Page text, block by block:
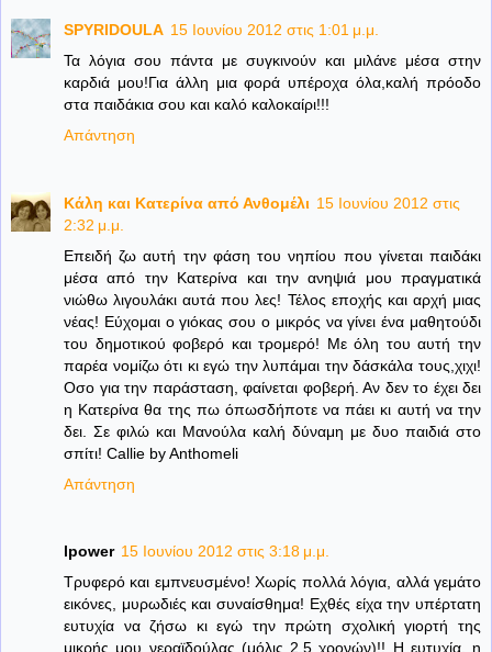
SPYRIDOULA 15 Ιουνίου 2012 στις 1:01 μ.μ.
Τα λόγια σου πάντα με συγκινούν και μιλάνε μέσα στην
καρδιά μου!Για άλλη μια φορά υπέροχα όλα,καλή πρόοδο
στα παιδάκια σου και καλό καλοκαίρι!!!
Απάντηση
Κάλη και Κατερίνα από Ανθομέλι 15 Ιουνίου 2012 στις
2:32 μ.μ.
Επειδή ζω αυτή την φάση του νηπίου που γίνεται παιδάκι
μέσα από την Κατερίνα και την ανηψιά μου πραγματικά
νιώθω λιγουλάκι αυτά που λες! Τέλος εποχής και αρχή μιας
νέας! Εύχομαι ο γιόκας σου ο μικρός να γίνει ένα μαθητούδι
του δημοτικού φοβερό και τρομερό! Με όλη του αυτή την
παρέα νομίζω ότι κι εγώ την λυπάμαι την δάσκάλα τους,χιχι!
Οσο για την παράσταση, φαίνεται φοβερή. Αν δεν το έχει δει
η Κατερίνα θα της πω όπωσδήποτε να πάει κι αυτή να την
δει. Σε φιλώ και Μανούλα καλή δύναμη με δυο παιδιά στο
σπίτι! Callie by Anthomeli
Απάντηση
lpower 15 Ιουνίου 2012 στις 3:18 μ.μ.
Τρυφερό και εμπνευσμένο! Χωρίς πολλά λόγια, αλλά γεμάτο
εικόνες, μυρωδιές και συναίσθημα! Εχθές είχα την υπέρτατη
ευτυχία να ζήσω κι εγώ την πρώτη σχολική γιορτή της
μικρής μου νεραϊδούλας (μόλις 2,5 χρονών)!! Η ευτυχία, η